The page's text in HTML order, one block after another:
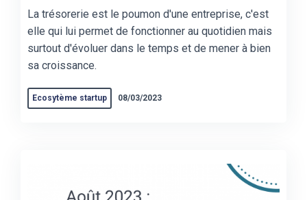
La trésorerie est le poumon d'une entreprise, c'est
elle qui lui permet de fonctionner au quotidien mais
surtout d'évoluer dans le temps et de mener à bien
sa croissance.
Ecosytème startup 08/03/2023